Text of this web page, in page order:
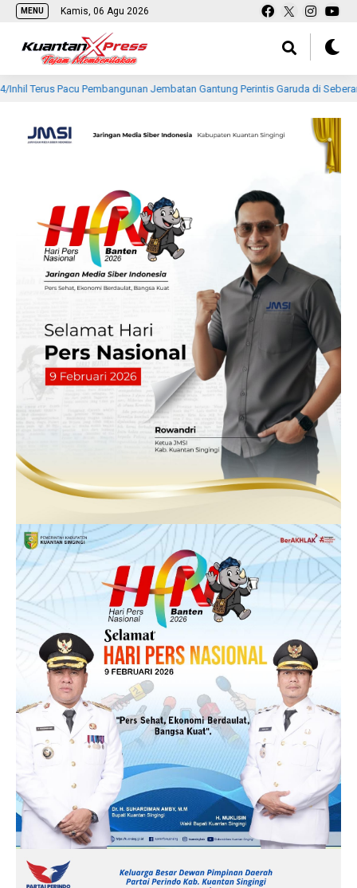
MENU Kamis, 06 Agu 2026
Pembangunan Jembatan Gantung Perintis Garuda di Seberang